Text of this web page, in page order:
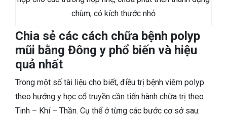
chùm, có kích thước nhỏ
Chia sẻ các cách chữa bệnh polyp
mũi bằng Đông y phổ biến và hiệu
quả nhất
Trong một số tài liệu cho biết, điều trị bệnh viêm polyp
theo hướng y học cổ truyền cần tiến hành chữa trị theo
Tinh – Khí – Thần. Cụ thể ở từng các bước cơ sở sau: